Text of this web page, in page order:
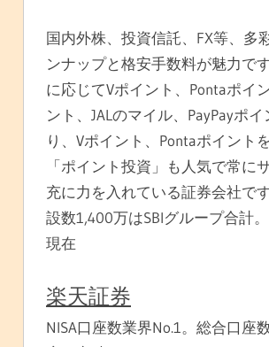
国内外株、投資信託、FX等、多
ンナップと格安手数料が魅力で
に応じてVポイント、Pontaポイ
ント、JALのマイル、PayPayポイ
り、Vポイント、Pontaポイント
「ポイント投資」も人気で常に
充に力を入れている証券会社で
設数1,400万はSBIグループ合計
現在
楽天証券
NISA口座数業界No.1。総合口座